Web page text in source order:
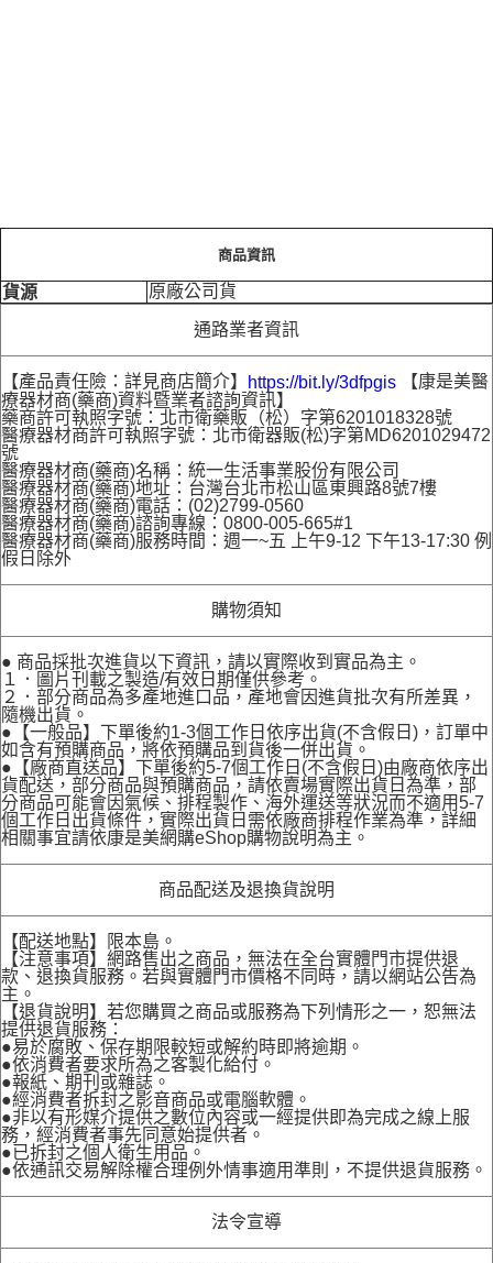
商品資訊
貨源 原廠公司貨
通路業者資訊
【產品責任險：詳見商店簡介】 https://bit.ly/3dfpgis 【康是美醫
療器材商(藥商)資料暨業者諮詢資訊】
藥商許可執照字號：北市衛藥販（松）字第6201018328號
醫療器材商許可執照字號：北市衛器販(松)字第MD6201029472
號
醫療器材商(藥商)名稱：統一生活事業股份有限公司
醫療器材商(藥商)地址：台灣台北市松山區東興路8號7樓
醫療器材商(藥商)電話：(02)2799-0560
醫療器材商(藥商)諮詢專線：0800-005-665#1
醫療器材商(藥商)服務時間：週一~五 上午9-12 下午13-17:30 例
假日除外
購物須知
● 商品採批次進貨以下資訊，請以實際收到實品為主。
１．圖片刊載之製造/有效日期僅供參考。
２．部分商品為多產地進口品，產地會因進貨批次有所差異，
隨機出貨。
●【一般品】下單後約1-3個工作日依序出貨(不含假日)，訂單中
如含有預購商品，將依預購品到貨後一併出貨。
●【廠商直送品】下單後約5-7個工作日(不含假日)由廠商依序出
貨配送，部分商品與預購商品，請依賣場實際出貨日為準，部
分商品可能會因氣候、排程製作、海外運送等狀況而不適用5-7
個工作日出貨條件，實際出貨日需依廠商排程作業為準，詳細
相關事宜請依康是美網購eShop購物說明為主。
商品配送及退換貨說明
【配送地點】限本島。
【注意事項】網路售出之商品，無法在全台實體門市提供退
款、退換貨服務。若與實體門市價格不同時，請以網站公告為
主。
【退貨說明】若您購買之商品或服務為下列情形之一，恕無法
提供退貨服務：
●易於腐敗、保存期限較短或解約時即將逾期。
●依消費者要求所為之客製化給付。
●報紙、期刊或雜誌。
●經消費者拆封之影音商品或電腦軟體。
●非以有形媒介提供之數位內容或一經提供即為完成之線上服
務，經消費者事先同意始提供者。
●已拆封之個人衛生用品。
●依通訊交易解除權合理例外情事適用準則，不提供退貨服務。
法令宣導